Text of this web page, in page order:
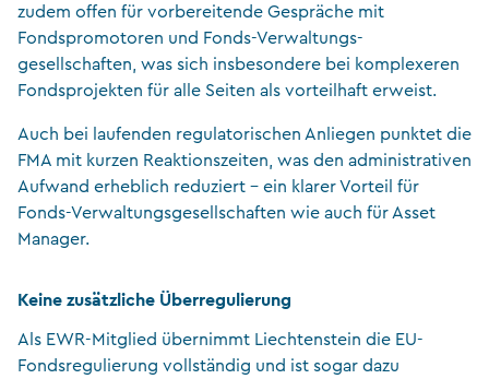
zudem offen für vorbereitende Gespräche mit
Fondspromotoren und Fonds-Verwaltungs-
gesellschaften, was sich insbesondere bei komplexeren
Fondsprojekten für alle Seiten als vorteilhaft erweist.
Auch bei laufenden regulatorischen Anliegen punktet die
FMA mit kurzen Reaktionszeiten, was den administrativen
Aufwand erheblich reduziert – ein klarer Vorteil für
Fonds-Verwaltungsgesellschaften wie auch für Asset
Manager.
Keine zusätzliche Überregulierung
Als EWR-Mitglied übernimmt Liechtenstein die EU-
Fondsregulierung vollständig und ist sogar dazu